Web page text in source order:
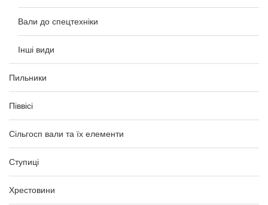
Вали до спецтехніки
Інші види
Пильники
Піввісі
Сільгосп вали та їх елементи
Ступиці
Хрестовини